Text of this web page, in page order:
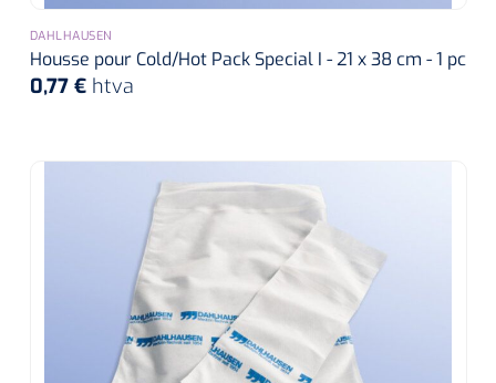
DAHLHAUSEN
Housse pour Cold/Hot Pack Special I - 21 x 38 cm - 1 pc
0,77 € htva